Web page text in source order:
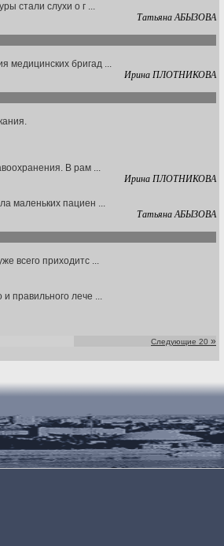
стали слухи о г ...
Татьяна АБЫЗОВА
медицинских бригад ...
Ирина ПЛОТНИКОВА
В рам ...
Ирина ПЛОТНИКОВА
маленьких пациен ...
Татьяна АБЫЗОВА
всего приходитс ...
правильного лече ...
Следующие 20 »